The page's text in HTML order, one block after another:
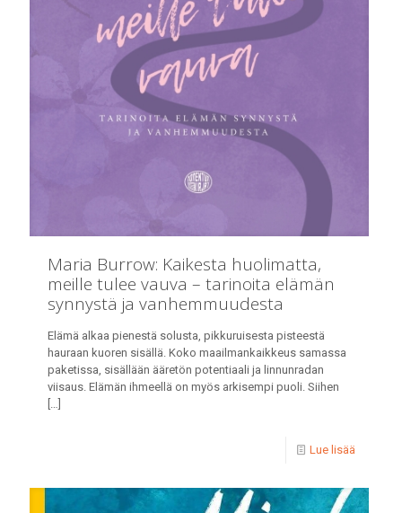
Maria Burrow: Kaikesta huolimatta,
meille tulee vauva – tarinoita elämän
synnystä ja vanhemmuudesta
Elämä alkaa pienestä solusta, pikkuruisesta pisteestä
hauraan kuoren sisällä. Koko maailmankaikkeus samassa
paketissa, sisällään ääretön potentiaali ja linnunradan
viisaus. Elämän ihmeellä on myös arkisempi puoli. Siihen
[…]
Lue lisää